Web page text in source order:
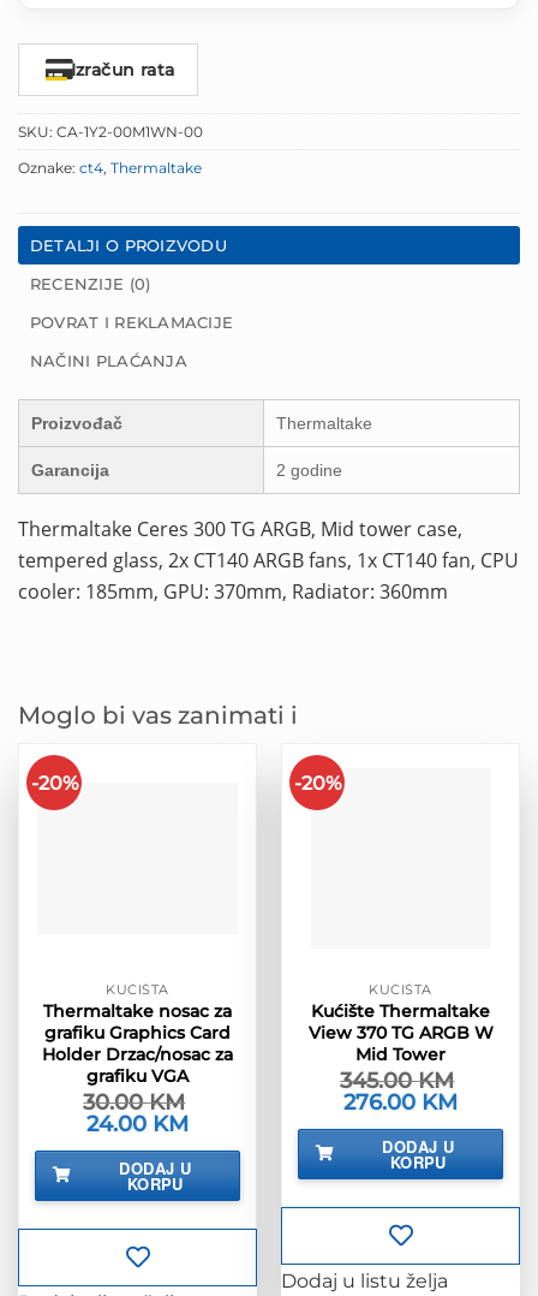
Izračun rata
SKU: CA-1Y2-00M1WN-00
Oznake: ct4, Thermaltake
DETALJI O PROIZVODU
RECENZIJE (0)
POVRAT I REKLAMACIJE
NAČINI PLAĆANJA
Proizvođač Thermaltake
Garancija 2 godine
Thermaltake Ceres 300 TG ARGB, Mid tower case,
tempered glass, 2x CT140 ARGB fans, 1x CT140 fan, CPU
cooler: 185mm, GPU: 370mm, Radiator: 360mm
Moglo bi vas zanimati i
-20%
KUĆIŠTA
Thermaltake nosac za
grafiku Graphics Card
Holder Drzac/nosac za
grafiku VGA
30.00KM
Izvorna
cijena
bila
30.00 KM.
24.00 KM
je:
24.00 KM.
DODAJ U
KORPU
-20%
KUĆIŠTA
Kućište Thermaltake
View 370 TG ARGB W
Mid Tower
345.00KM
Izvorna
cijena
bila
345.00 KM.
276.00 KM
je:
DODAJ U
KORPU
Dodaj u listu želja